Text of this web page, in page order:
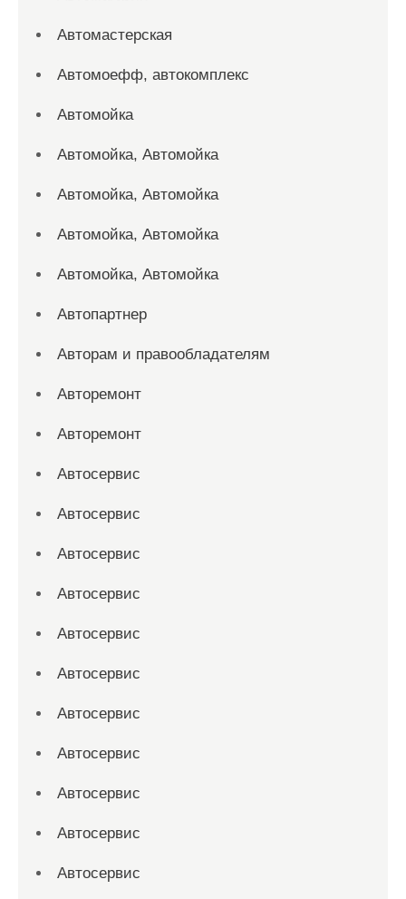
Автомастерская
Автомоефф, автокомплекс
Автомойка
Автомойка, Автомойка
Автомойка, Автомойка
Автомойка, Автомойка
Автомойка, Автомойка
Автопартнер
Авторам и правообладателям
Авторемонт
Авторемонт
Автосервис
Автосервис
Автосервис
Автосервис
Автосервис
Автосервис
Автосервис
Автосервис
Автосервис
Автосервис
Автосервис